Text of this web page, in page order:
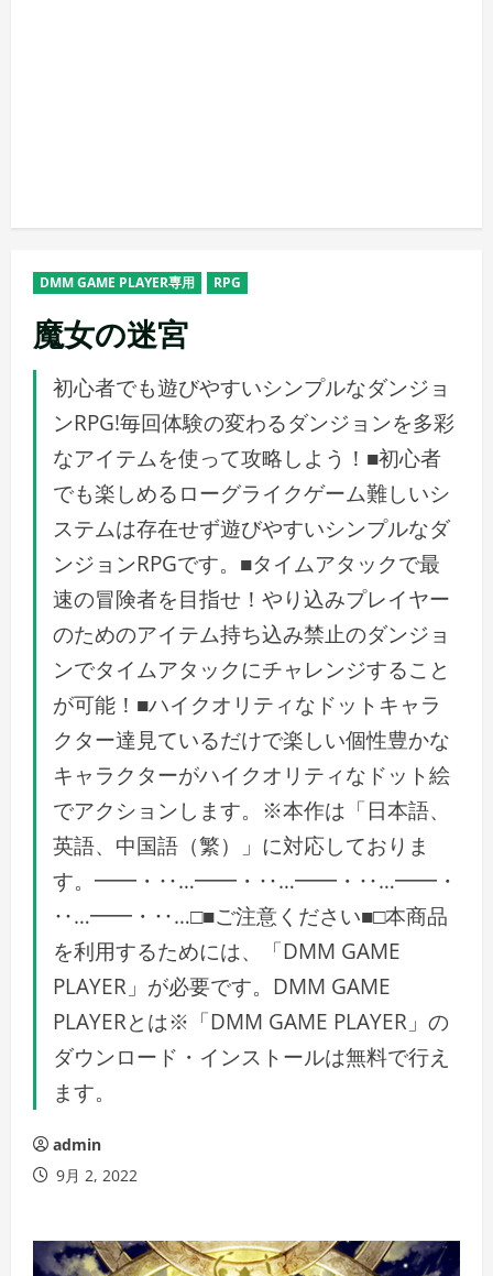
DMM GAME PLAYER専用 RPG
魔女の迷宮
初心者でも遊びやすいシンプルなダンジョ
ンRPG!毎回体験の変わるダンジョンを多彩
なアイテムを使って攻略しよう！■初心者
でも楽しめるローグライクゲーム難しいシ
ステムは存在せず遊びやすいシンプルなダ
ンジョンRPGです。■タイムアタックで最
速の冒険者を目指せ！やり込みプレイヤー
のためのアイテム持ち込み禁止のダンジョ
ンでタイムアタックにチャレンジすること
が可能！■ハイクオリティなドットキャラ
クター達見ているだけで楽しい個性豊かな
キャラクターがハイクオリティなドット絵
でアクションします。※本作は「日本語、
英語、中国語（繁）」に対応しておりま
す。━━・‥…━━・‥…━━・‥…━━・
‥…━━・‥…□■ご注意ください■□本商品
を利用するためには、「DMM GAME
PLAYER」が必要です。DMM GAME
PLAYERとは※「DMM GAME PLAYER」の
ダウンロード・インストールは無料で行え
ます。
admin
9月 2, 2022